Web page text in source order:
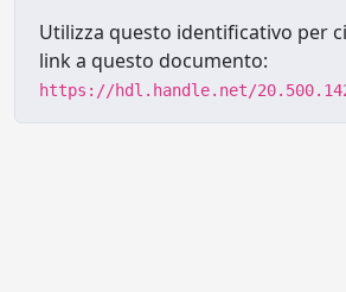
Utilizza questo identificativo per
link a questo documento:
https://hdl.handle.net/